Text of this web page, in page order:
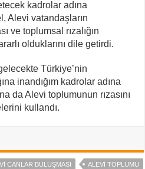
kadrolar adına
Alevi vatandaşların
ve toplumsal rızalığın
olduklarını dile getirdi.
Türkiye’nin
inandığım kadrolar adına
da Alevi toplumunun rızasını
kullandı.
CANLAR BULUŞMASI
ALEVI TOPLUMU